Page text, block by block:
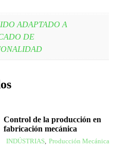
ADAPTADO A
DE
Control de la producción en
fabricación mecánica
INDÚSTRIAS, Producción Mecánica